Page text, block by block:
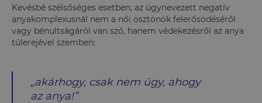
Kevésbé szélsőséges esetben, az úgynevezett negatív
anyakomplexusnál nem a női ösztönök felerősödéséről
vagy bénultságáról van szó, hanem védekezésről az anya
túlerejével szemben:
„akárhogy, csak nem úgy, ahogy
az anya!”